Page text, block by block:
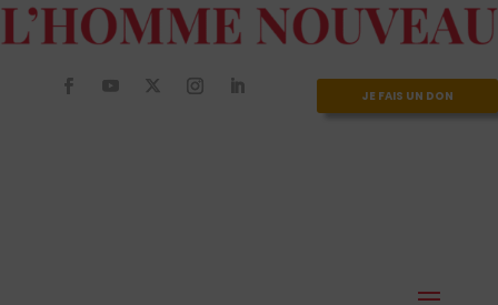
JE FAIS UN DON